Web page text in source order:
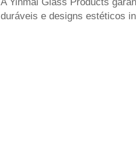
duráveis e designs estéticos